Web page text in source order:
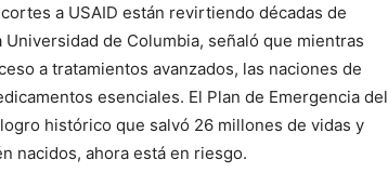
a USAID están revirtiendo décadas de
de Columbia, señaló que mientras
a tratamientos avanzados, las naciones de
esenciales. El Plan de Emergencia del
histórico que salvó 26 millones de vidas y
nacidos, ahora está en riesgo.